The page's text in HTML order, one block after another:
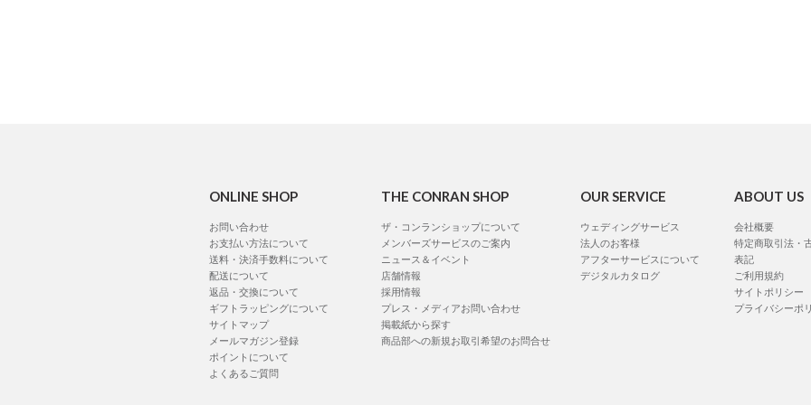
ONLINE SHOP
お問い合わせ
お支払い方法について
送料・決済手数料について
配送について
返品・交換について
ギフトラッピングについて
サイトマップ
メールマガジン登録
ポイントについて
よくあるご質問
THE CONRAN SHOP
ザ・コンランショップについて
メンバーズサービスのご案内
ニュース＆イベント
店舗情報
採用情報
プレス・メディアお問い合わせ
掲載紙から探す
商品部への新規お取引希望のお問合せ
OUR SERVICE
ウェディングサービス
法人のお客様
アフターサービスについて
デジタルカタログ
ABOUT US
会社概要
特定商取引法・
表記
ご利用規約
サイトポリシー
プライバシーポ